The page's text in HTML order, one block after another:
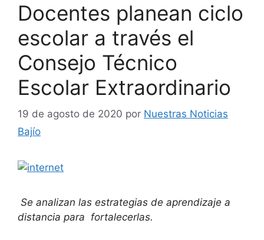
Docentes planean ciclo
escolar a través el
Consejo Técnico
Escolar Extraordinario
19 de agosto de 2020 por Nuestras Noticias
Bajío
Se analizan las estrategias de aprendizaje a
distancia para fortalecerlas.